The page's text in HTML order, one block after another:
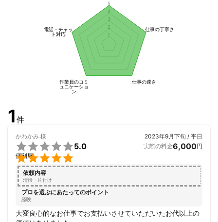
仕事の丁寧さ
仕事の速さ
作業員のコミ
ュニケーショ
ン
電話・チャッ
ト対応
1
2
3
4
5
1 件
かわかみ 様


5.0
便利屋
2023年9月下旬 / 平日
実際の料金6,000円
依頼内容
清掃・片付け
プロを選ぶにあたってのポイント
経験
大変良心的なお仕事でお支払いさせていただいたお代以上の